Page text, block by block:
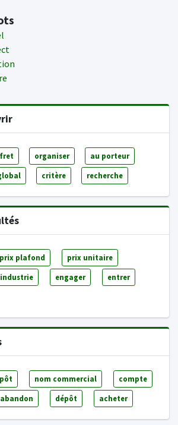
fret organiser au porteur
critère recherche
prix plafond prix unitaire
industrie engager entrer
nom commercial compte
abandon dépôt acheter